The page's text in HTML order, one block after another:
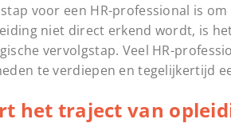
voor een HR-professional is
niet direct erkend wordt, is
vervolgstap. Veel HR-
te verdiepen en tegelijkertijd
het traject van